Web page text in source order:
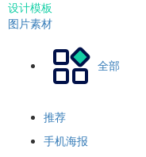
设计模板
图片素材
全部
推荐
手机海报